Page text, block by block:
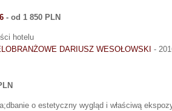
- od 1 850 PLN
hotelu
DARIUSZ WESOŁOWSKI -
o estetyczny wygląd i właściwą